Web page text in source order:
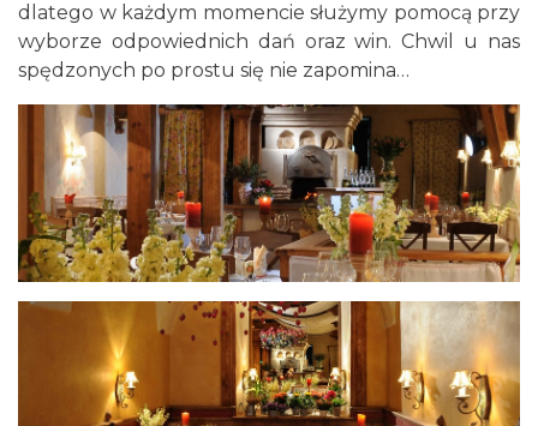
dlatego w każdym momencie służymy pomocą przy
wyborze odpowiednich dań oraz win. Chwil u nas
spędzonych po prostu się nie zapomina…